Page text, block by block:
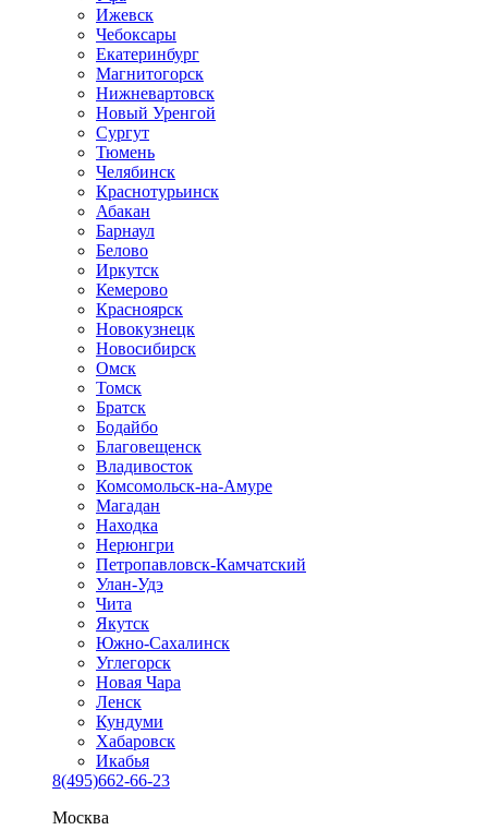
Ижевск
Чебоксары
Екатеринбург
Магнитогорск
Нижневартовск
Новый Уренгой
Сургут
Тюмень
Челябинск
Краснотурьинск
Абакан
Барнаул
Белово
Иркутск
Кемерово
Красноярск
Новокузнецк
Новосибирск
Омск
Томск
Братск
Бодайбо
Благовещенск
Владивосток
Комсомольск-на-Амуре
Магадан
Находка
Нерюнгри
Петропавловск-Камчатский
Улан-Удэ
Чита
Якутск
Южно-Сахалинск
Углегорск
Новая Чара
Ленск
Кундуми
Хабаровск
Икабья
8(495)662-66-23
Москва